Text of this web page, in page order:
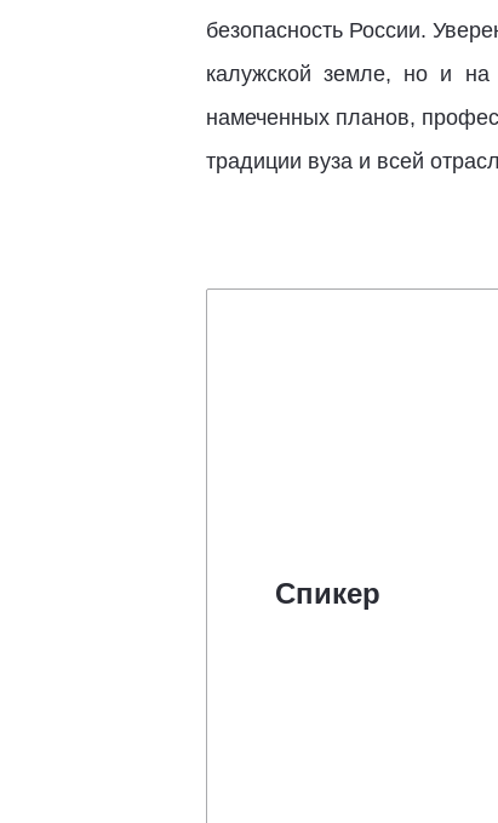
безопасность России.
калужской земле, но и
намеченных планов,
традиции вуза и всей
Спикер